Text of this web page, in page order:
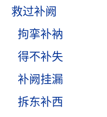
救过补阙
拘挛补衲
得不补失
补阙挂漏
拆东补西